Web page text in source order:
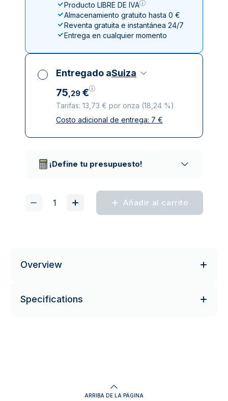
Producto LIBRE DE IVA
Almacenamiento gratuito hasta 0 €
Reventa gratuita e instantánea 24/7
Entrega en cualquier momento
Entregado aSuiza
75,29 €
Tarifas: 13,73 € por onza (18,24 %)
Impuestos incluidos
Costo adicional de entrega: 7 €
¡Define tu presupuesto!
Añadir al carrito
Overview
Specifications
ARRIBA DE LA PÁGINA